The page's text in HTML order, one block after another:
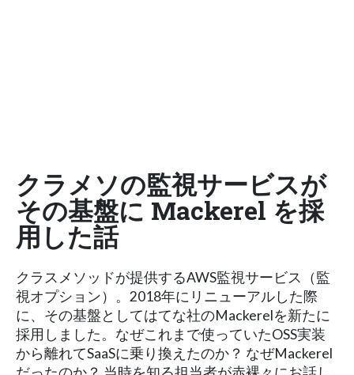
クラメソの監視サービスが
その基盤に Mackerel を採
用した話
クラスメソッドが提供するAWS監視サービス（監
視オプション）。2018年にリニューアルした際
に、その基盤としてはてな社のMackerelを新たに
採用しました。なぜこれまで使っていたOSS実装
から離れてSaaSに乗り換えたのか？ なぜMackerel